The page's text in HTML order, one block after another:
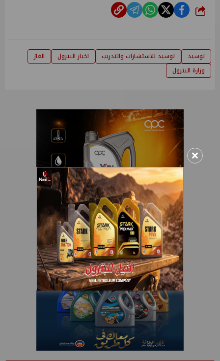
شارك
لوسيد لوسيد للاستشارات والتدريب اخبار البترول
الغاز
وزارة البترول
×